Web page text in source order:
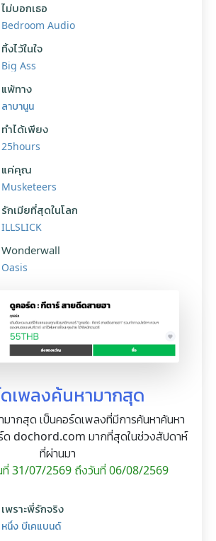
ไม่บอกเธอ
Bedroom Audio
ทิ้งไว้ในใจ
Big Ass
แพ้ทาง
ลาบานูน
ทำได้เพียง
25hours
แค่คุณ
Musketeers
รักเมียที่สุดในโลก
ILLSLICK
Wonderwall
Oasis
เพลงค้นหามากสุด
ากสุด เป็นคอร์ดเพลงที่มีการค้นหาค้นหา
ด dochord.com มากที่สุดในช่วงสัปดาห์
ที่ผ่านมา
ที่ 31/07/2569 ถึงวันที่ 06/08/2569
เพราะพี่รักจริง
หนึ่ง บีเคแบนด์